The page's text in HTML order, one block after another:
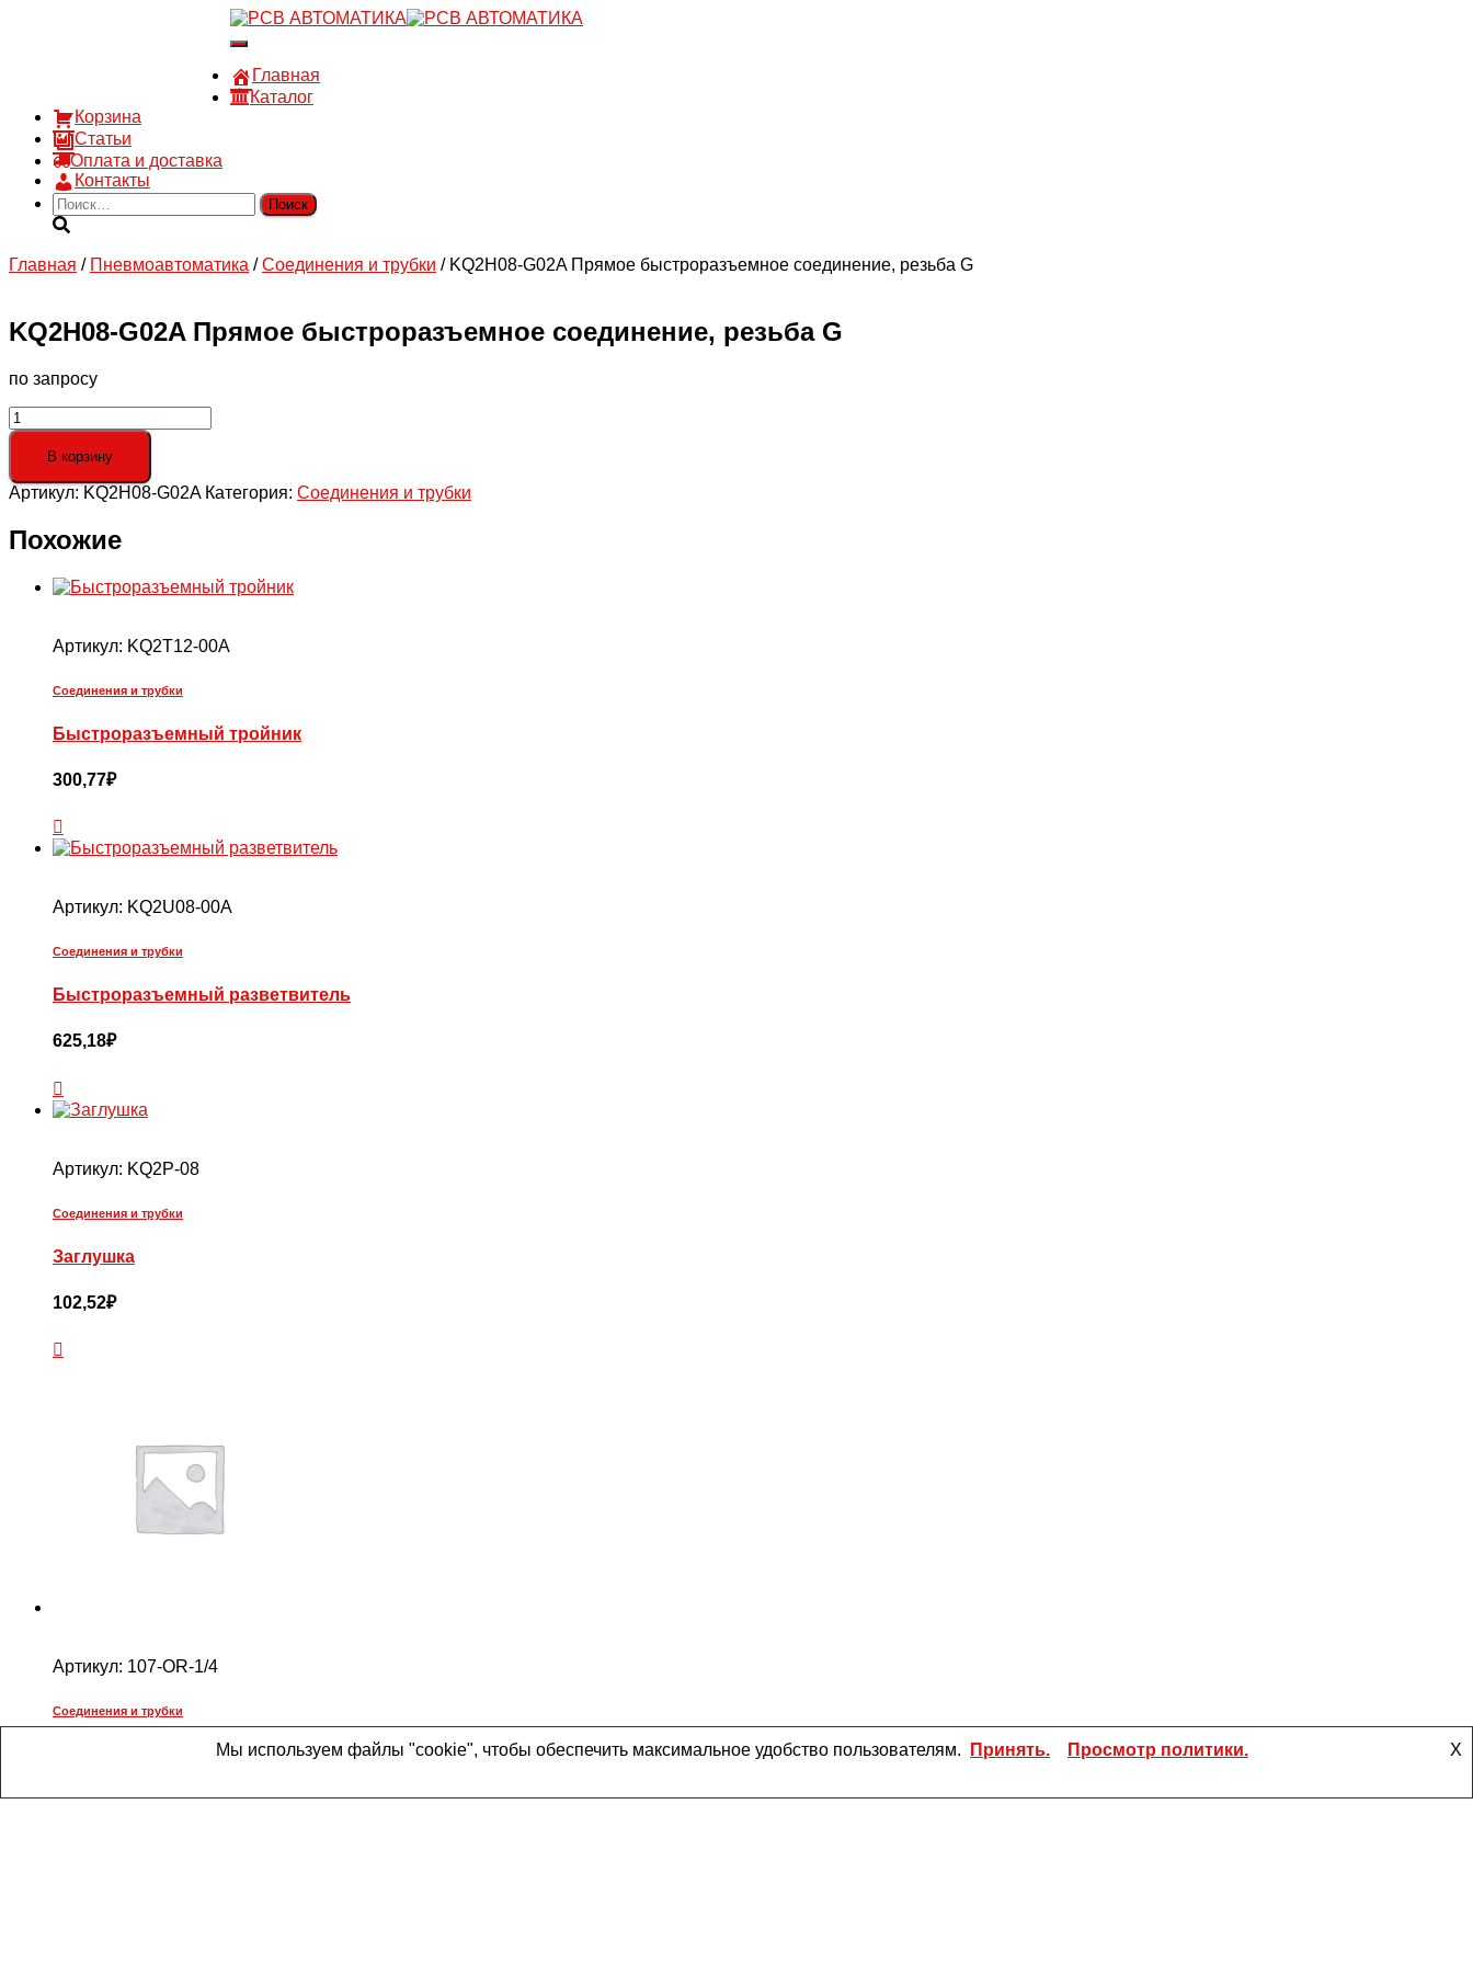
sales@rsvautomatic.ru
Войти
Переключить
навигацию
Главная
Каталог
Корзина
Статьи
Оплата и доставка
Контакты
Найти:
Главная / Пневмоавтоматика /Соединения и трубки / KQ2H08-G02A Прямое быстроразъемное соединение, резьба G
KQ2H08-G02A Прямое быстроразъемное соединение, резьба G
по запросу
Количество
товара
KQ2H08-
G02A
Прямое
соединение,
резьба
В корзину
Артикул: KQ2H08-G02A Категория: Соединения и трубки
Похожие
Артикул: KQ2T12-00A
Соединения и трубки
Быстроразъемный тройник
300,77₽
Артикул: KQ2U08-00A
Соединения и трубки
Быстроразъемный разветвитель
625,18₽
Артикул: KQ2P-08
Соединения и трубки
Заглушка
102,52₽
Артикул: 107-OR-1/4
Соединения и трубки
Заглушка резьбовая НР G1/4″, вн. шестигр., никелир. латунь
по запросу
Мы используем файлы "cookie", чтобы обеспечить максимальное удобство пользователям. X
Принять. Просмотр политики.